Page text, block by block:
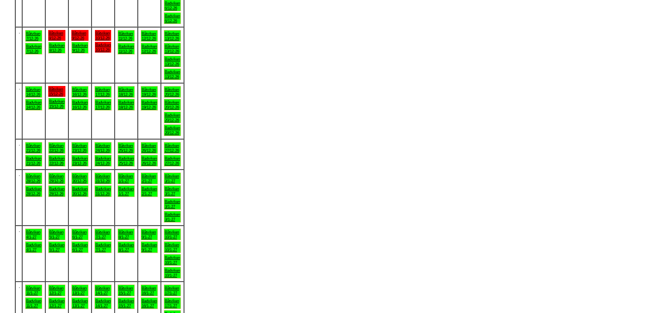
Badviken
6/12-26
Badviken
6/12-26
Båtviken
7/12-26
Badviken
7/12-26
Båtviken
8/12-26
Badviken
8/12-26
Båtviken
9/12-26
Badviken
9/12-26
Båtviken
10/12-26
Badviken
10/12-26
Båtviken
11/12-26
Badviken
11/12-26
Båtviken
12/12-26
Badviken
12/12-26
Båtviken
13/12-26
Båtviken
13/12-26
Badviken
13/12-26
Badviken
13/12-26
Båtviken
14/12-26
Badviken
14/12-26
Båtviken
15/12-26
Badviken
15/12-26
Båtviken
16/12-26
Badviken
16/12-26
Båtviken
17/12-26
Badviken
17/12-26
Båtviken
18/12-26
Badviken
18/12-26
Båtviken
19/12-26
Badviken
19/12-26
Båtviken
20/12-26
Båtviken
20/12-26
Badviken
20/12-26
Badviken
20/12-26
Båtviken
21/12-26
Badviken
21/12-26
Båtviken
22/12-26
Badviken
22/12-26
Båtviken
23/12-26
Badviken
23/12-26
Båtviken
24/12-26
Badviken
24/12-26
Båtviken
25/12-26
Badviken
25/12-26
Båtviken
26/12-26
Badviken
26/12-26
Båtviken
27/12-26
Badviken
27/12-26
Båtviken
28/12-26
Badviken
28/12-26
Båtviken
29/12-26
Badviken
29/12-26
Båtviken
30/12-26
Badviken
30/12-26
Båtviken
31/12-26
Badviken
31/12-26
Båtviken
1/1-27
Badviken
1/1-27
Båtviken
2/1-27
Badviken
2/1-27
Båtviken
3/1-27
Båtviken
3/1-27
Badviken
3/1-27
Badviken
3/1-27
Båtviken
4/1-27
Badviken
4/1-27
Båtviken
5/1-27
Badviken
5/1-27
Båtviken
6/1-27
Badviken
6/1-27
Båtviken
7/1-27
Badviken
7/1-27
Båtviken
8/1-27
Badviken
8/1-27
Båtviken
9/1-27
Badviken
9/1-27
Båtviken
10/1-27
Båtviken
10/1-27
Badviken
10/1-27
Badviken
10/1-27
Båtviken
11/1-27
Badviken
11/1-27
Båtviken
12/1-27
Badviken
12/1-27
Båtviken
13/1-27
Badviken
13/1-27
Båtviken
14/1-27
Badviken
14/1-27
Båtviken
15/1-27
Badviken
15/1-27
Båtviken
16/1-27
Badviken
16/1-27
Båtviken
17/1-27
Båtviken
17/1-27